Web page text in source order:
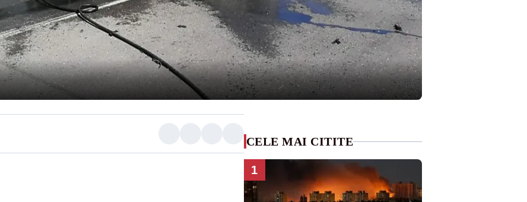
CELE MAI CITITE
1